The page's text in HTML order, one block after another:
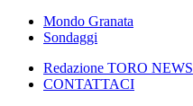
Mondo Granata
Sondaggi
Redazione TORO NEWS
CONTATTACI